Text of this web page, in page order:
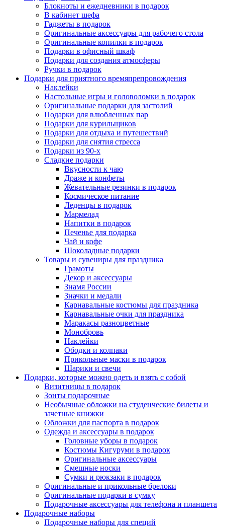
Блокноты и ежедневники в подарок
В кабинет шефа
Гаджеты в подарок
Оригинальные аксессуары для рабочего стола
Оригинальные копилки в подарок
Подарки в офисный шкаф
Подарки для создания атмосферы
Ручки в подарок
Подарки для приятного времяпрепровождения
Наклейки
Настольные игры и головоломки в подарок
Оригинальные подарки для застолий
Подарки для влюбленных пар
Подарки для курильщиков
Подарки для отдыха и путешествий
Подарки для снятия стресса
Подарки из 90-х
Сладкие подарки
Вкусности к чаю
Драже и конфеты
Жевательные резинки в подарок
Космическое питание
Леденцы в подарок
Мармелад
Напитки в подарок
Печенье для подарка
Чай и кофе
Шоколадные подарки
Товары и сувениры для праздника
Грамоты
Декор и аксессуары
Знамя России
Значки и медали
Карнавальные костюмы для праздника
Карнавальные очки для праздника
Маракасы разноцветные
Монобровь
Наклейки
Ободки и колпаки
Прикольные маски в подарок
Шарики и свечи
Подарки, которые можно одеть и взять с собой
Визитницы в подарок
Зонты подарочные
Необычные обложки на студенческие билеты и
зачетные книжки
Обложки для паспорта в подарок
Одежда и аксессуары в подарок
Головные уборы в подарок
Костюмы Кигуруми в подарок
Оригинальные аксессуары
Смешные носки
Сумки и рюкзаки в подарок
Оригинальные и прикольные брелоки
Оригинальные подарки в сумку
Подарочные аксессуары для телефона и планшета
Подарочные наборы
Подарочные наборы для специй